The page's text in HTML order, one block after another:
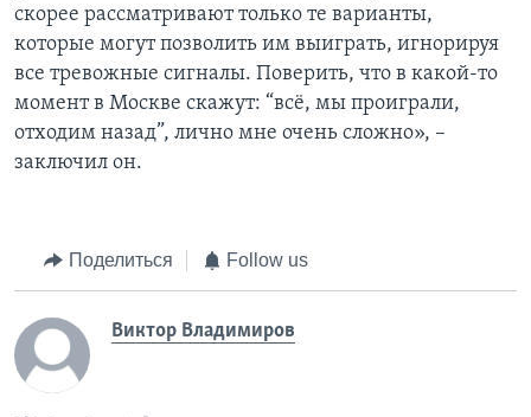
скорее рассматривают только те варианты,
которые могут позволить им выиграть, игнорируя
все тревожные сигналы. Поверить, что в какой-то
момент в Москве скажут: “всё, мы проиграли,
отходим назад”, лично мне очень сложно», –
заключил он.
Поделиться Follow us
Виктор Владимиров